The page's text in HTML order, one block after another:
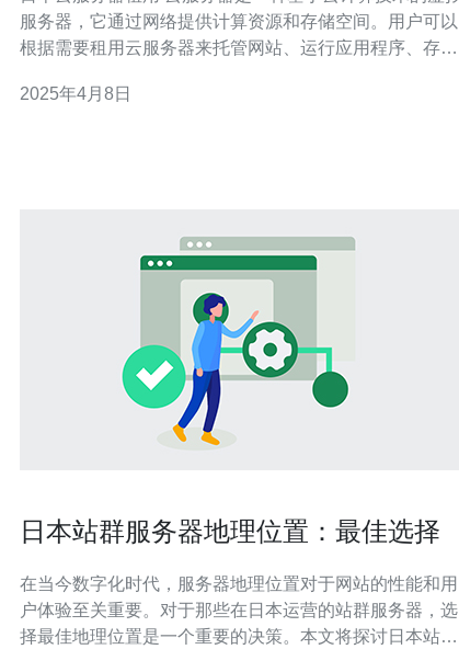
服务器，它通过网络提供计算资源和存储空间。用户可以
根据需要租用云服务器来托管网站、运行应用程序、存储
势。 日本作为亚洲最发达的国家之一，在云计算领域也有
2025年4月8日
日本站群服务器地理位置：最佳选择
在当今数字化时代，服务器地理位置对于网站的性能和用
户体验至关重要。对于那些在日本运营的站群服务器，选
择最佳地理位置是一个重要的决策。本文将探讨日本站群